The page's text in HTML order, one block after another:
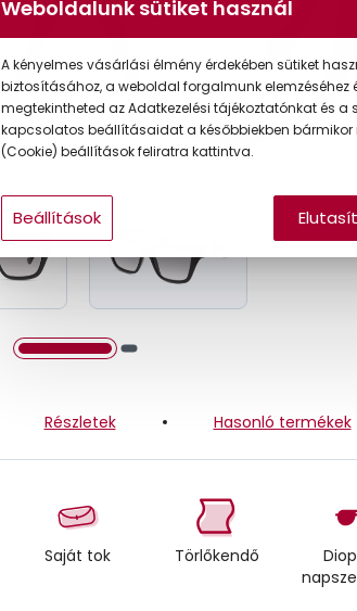
Részletek Hasonló termékek
Saját tok Törlőkendő
Weboldalunk sütiket használ
A kényelmes vásárlási élmény érdekében sütiket
biztosításához, a weboldal forgalmunk elemzéséhez
megtekintheted az Adatkezelési tájékoztatónkat és a
kapcsolatos beállításaidat a későbbiekben
(Cookie) beállítások feliratra kattintva.
Beállítások